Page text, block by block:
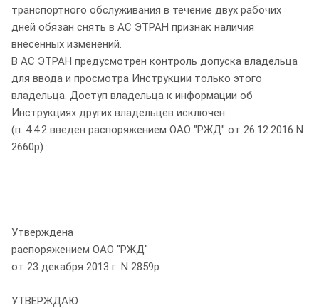
транспортного обслуживания в течение двух рабочих
дней обязан снять в АС ЭТРАН признак наличия
внесенных изменений.
В АС ЭТРАН предусмотрен контроль допуска владельца
для ввода и просмотра Инструкции только этого
владельца. Доступ владельца к информации об
Инструкциях других владельцев исключен.
(п. 4.4.2 введен распоряжением ОАО "РЖД" от 26.12.2016 N
2660р)
Утверждена
распоряжением ОАО "РЖД"
от 23 декабря 2013 г. N 2859р
УТВЕРЖДАЮ